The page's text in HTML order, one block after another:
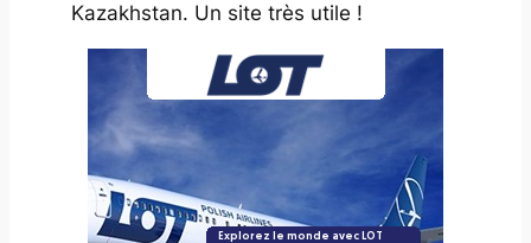
Kazakhstan. Un site très utile !